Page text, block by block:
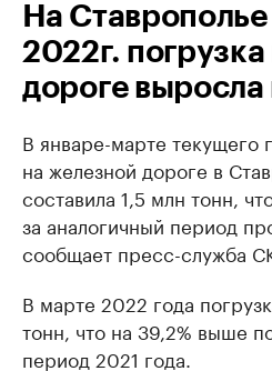
На Ставрополье
2022г.
дороге выросла
В январе-марте текущего
на железной дороге в
составила 1,5 млн тонн,
за аналогичный период
сообщает пресс-служба
В марте 2022 года
тонн, что на 39,2% выше
период 2021 года.